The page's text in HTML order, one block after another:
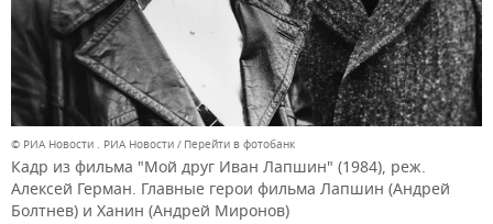
© РИА Новости . РИА Новости Перейти в фотобанк
Кадр из фильма "Мой друг Иван Лапшин" (1984), реж.
Алексей Герман. Главные герои фильма Лапшин (Андрей
Болтнев) и Ханин (Андрей Миронов)